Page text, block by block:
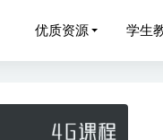
优质资源 学生